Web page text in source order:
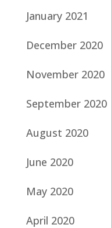
January 2021
December 2020
November 2020
September 2020
August 2020
June 2020
May 2020
April 2020